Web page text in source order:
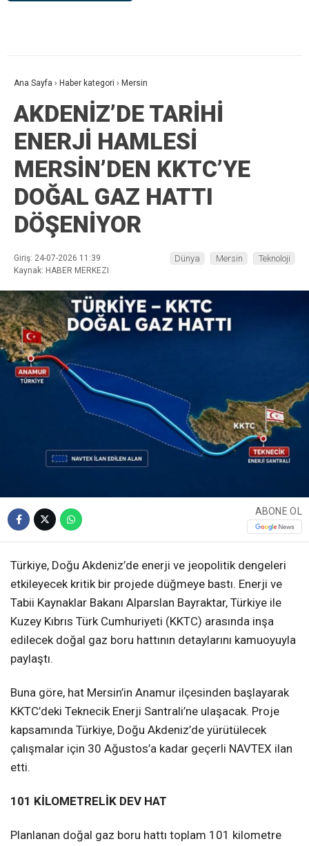
Ana Sayfa › Haber kategori › Mersin
AKDENİZ’DE TARİHİ
ENERJİ HAMLESİ
MERSİN’DEN KKTC’YE
DOĞAL GAZ HATTI
DÖŞENİYOR
Giriş: 24-07-2026 11:39
Kaynak: HABER MERKEZI
Dünya Mersin Teknoloji
ABONE OL
Türkiye, Doğu Akdeniz’de enerji ve jeopolitik dengeleri
etkileyecek kritik bir projede düğmeye bastı. Enerji ve
Tabii Kaynaklar Bakanı Alparslan Bayraktar, Türkiye ile
Kuzey Kıbrıs Türk Cumhuriyeti (KKTC) arasında inşa
edilecek doğal gaz boru hattının detaylarını kamuoyuyla
paylaştı.
Buna göre, hat Mersin’in Anamur ilçesinden başlayarak
KKTC’deki Teknecik Enerji Santrali’ne ulaşacak. Proje
kapsamında Türkiye, Doğu Akdeniz’de yürütülecek
çalışmalar için 30 Ağustos’a kadar geçerli NAVTEX ilan
etti.
101 KİLOMETRELİK DEV HAT
Planlanan doğal gaz boru hattı toplam 101 kilometre